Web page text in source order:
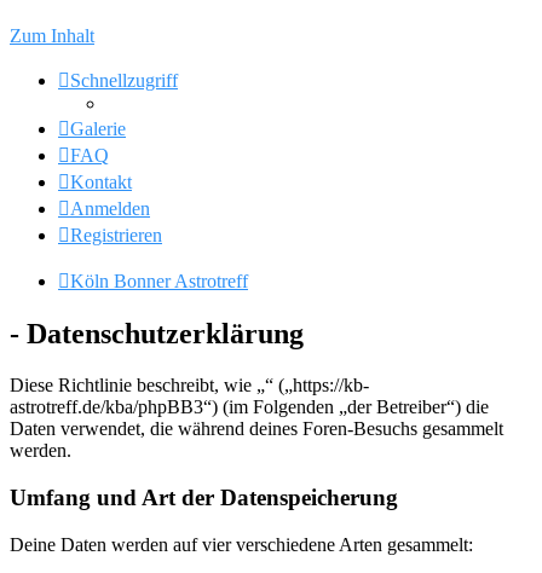
Zum Inhalt
Schnellzugriff
Galerie
FAQ
Kontakt
Anmelden
Registrieren
Köln Bonner Astrotreff
- Datenschutzerklärung
Diese Richtlinie beschreibt, wie „“ („https://kb-
astrotreff.de/kba/phpBB3“) (im Folgenden „der Betreiber“) die
Daten verwendet, die während deines Foren-Besuchs gesammelt
werden.
Umfang und Art der Datenspeicherung
Deine Daten werden auf vier verschiedene Arten gesammelt: